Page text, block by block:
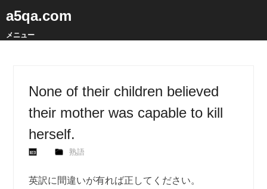
a5qa.com
メニュー
None of their children believed
their mother was capable to kill
herself.
熟語
英訳に間違いが有れば正してください。